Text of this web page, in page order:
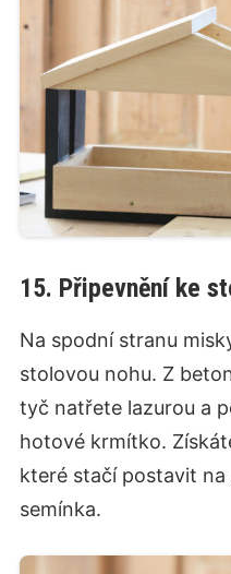
15. Připevnění ke
Na spodní stranu
stolovou nohu. Z
tyč natřete lazurou a
hotové krmítko.
které stačí postavit
semínka.